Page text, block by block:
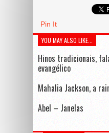
Pin It
YOU MAY ALSO LIKE...
Hinos tradicionais,
evangélico
Mahalia Jackson, a
Abel – Janelas